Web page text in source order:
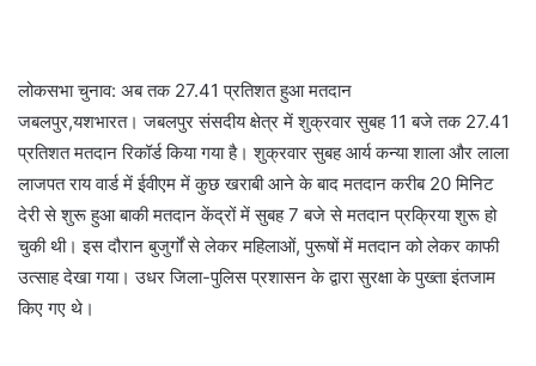
लोकसभा चुनाव: अब तक 27.41 प्रतिशत हुआ मतदान
जबलपुर,यशभारत। जबलपुर संसदीय क्षेत्र में शुक्रवार सुबह 11 बजे तक 27.41
प्रतिशत मतदान रिकॉर्ड किया गया है। शुक्रवार सुबह आर्य कन्या शाला और लाला
लाजपत राय वार्ड में ईवीएम में कुछ खराबी आने के बाद मतदान करीब 20 मिनिट
देरी से शुरू हुआ बाकी मतदान केंद्रों में सुबह 7 बजे से मतदान प्रक्रिया शुरू हो
चुकी थी। इस दौरान बुजुर्गों से लेकर महिलाओं, पुरूषों में मतदान को लेकर काफी
उत्साह देखा गया। उधर जिला-पुलिस प्रशासन के द्वारा सुरक्षा के पुख्ता इंतजाम
किए गए थे।